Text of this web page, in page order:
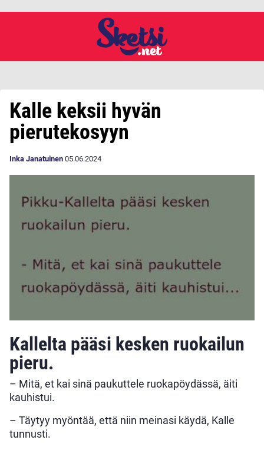
Kalle keksii hyvän
pierutekosyyn
Inka Janatuinen 05.06.2024
Kallelta pääsi kesken ruokailun
pieru.
– Mitä, et kai sinä paukuttele ruokapöydässä, äiti
kauhistui.
– Täytyy myöntää, että niin meinasi käydä, Kalle
tunnusti.